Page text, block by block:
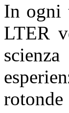
In ogni
LTER